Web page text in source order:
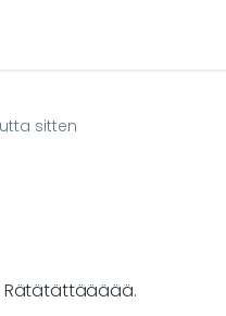
sitten
Rätätättäääää.